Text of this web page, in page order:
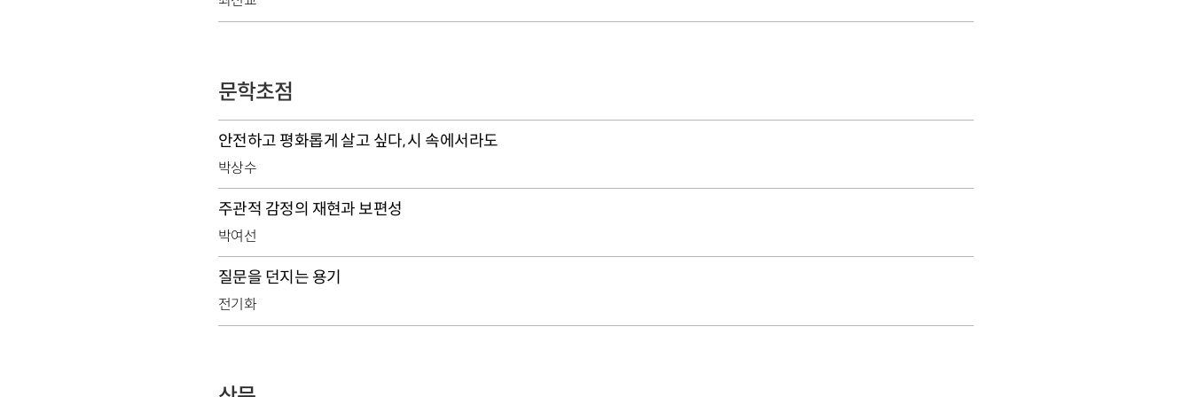
문학초점
안전하고 평화롭게 살고 싶다, 시 속에서라도
박상수
주관적 감정의 재현과 보편성
박여선
질문을 던지는 용기
전기화